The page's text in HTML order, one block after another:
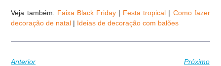
Veja também: Faixa Black Friday| Festa tropical | Como fazer
decoração de natal | Ideias de decoração com balões
Anterior Próximo